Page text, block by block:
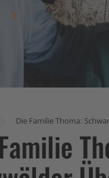
Die Familie Thoma: